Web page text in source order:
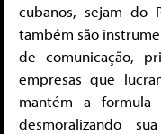
cubanos, sejam do
também são
de comunicação,
empresas que
mantém a formula
desmoralizando